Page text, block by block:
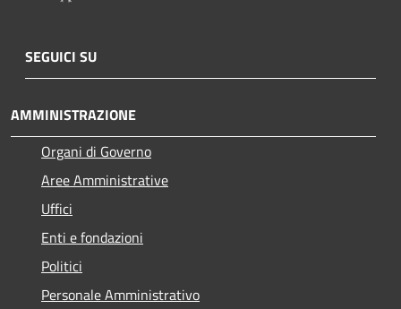
SEGUICI SU
AMMINISTRAZIONE
Organi di Governo
Aree Amministrative
Uffici
Enti e fondazioni
Politici
Personale Amministrativo